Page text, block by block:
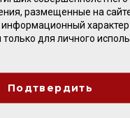
ТОВАРЕ
размещенные на
характер
для личного
Подтвердить